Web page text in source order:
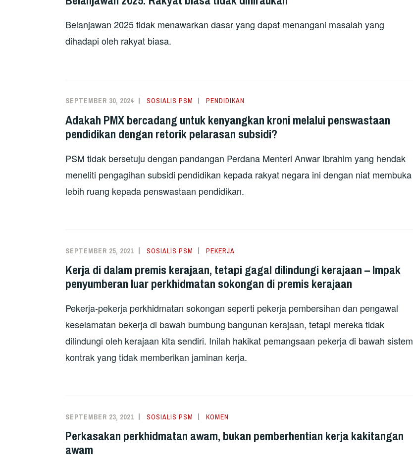
Belanjawan 2025 tidak menawarkan dasar yang dapat menangani masalah yang
dihadapi oleh rakyat biasa.
SEPTEMBER 30, 2024 SOSIALIS PSM PENDIDIKAN
Adakah PMX bercadang untuk kenyangkan kroni melalui penswastaan
pendidikan dengan retorik pelarasan subsidi?
PSM tidak bersetuju dengan pandangan Perdana Menteri Anwar Ibrahim yang hendak
meneliti pengagihan subsidi pendidikan kepada rakyat negara ini dengan niat membuka
lebih ruang kepada penswastaan pendidikan.
SEPTEMBER 25, 2021 SOSIALIS PSM PEKERJA
Kerja di dalam premis kerajaan, tetapi gagal dilindungi kerajaan – Impak
penyumberan luar perkhidmatan sokongan di premis kerajaan
Pekerja-pekerja perkhidmatan sokongan seperti pekerja pembersihan dan pengawal
keselamatan bekerja di bawah bumbung bangunan kerajaan, tetapi mereka tidak
dilindungi oleh kerajaan kita sendiri. Inilah hakikat pemangsaan pekerja di bawah sistem
kontrak yang tidak memberikan jaminan kerja.
SEPTEMBER 23, 2021 SOSIALIS PSM KOMEN
Perkasakan perkhidmatan awam, bukan pemberhentian kerja kakitangan
awam